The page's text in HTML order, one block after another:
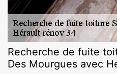
Recherche de fuite
Des Mourgues avec